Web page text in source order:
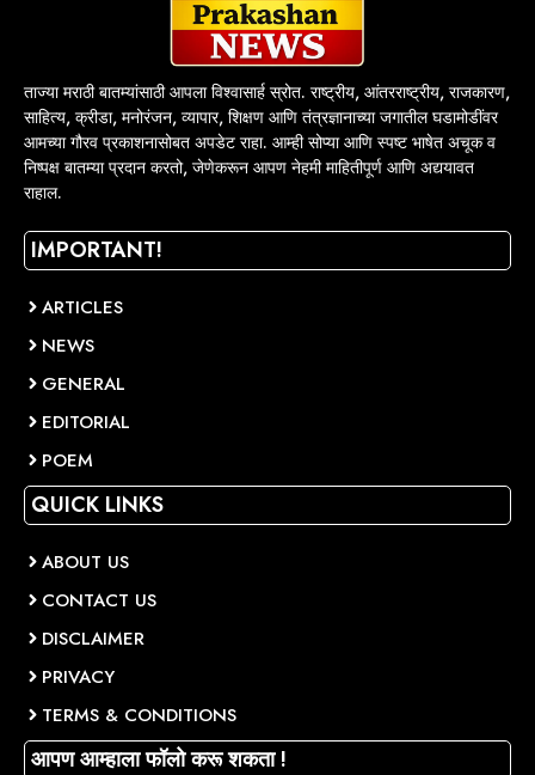
ताज्या मराठी बातम्यांसाठी आपला विश्वासार्ह स्रोत. राष्ट्रीय, आंतरराष्ट्रीय, राजकारण,
साहित्य, क्रीडा, मनोरंजन, व्यापार, शिक्षण आणि तंत्रज्ञानाच्या जगातील घडामोडींवर
आमच्या गौरव प्रकाशनासोबत अपडेट राहा. आम्ही सोप्या आणि स्पष्ट भाषेत अचूक व
निष्पक्ष बातम्या प्रदान करतो, जेणेकरून आपण नेहमी माहितीपूर्ण आणि अद्ययावत
राहाल.
IMPORTANT!
ARTICLES
NEWS
GENERAL
EDITORIAL
POEM
QUICK LINKS
ABOUT US
CONTACT US
DISCLAIMER
PRIVACY
TERMS & CONDITIONS
आपण आम्हाला फॉलो करू शकता !